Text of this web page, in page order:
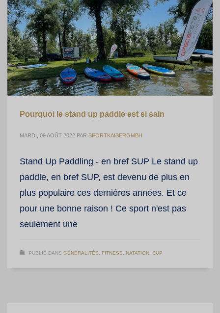
Pourquoi le stand up paddle est si sain
MARDI, 09 AOÛT 2022 PAR SPORTKAISERGMBH
Stand Up Paddling - en bref SUP Le stand up
paddle, en bref SUP, est devenu de plus en
plus populaire ces dernières années. Et ce
pour une bonne raison ! Ce sport n'est pas
seulement une
PUBLIÉ DANS GÉNÉRALITÉS FITNESS NATATION SUP